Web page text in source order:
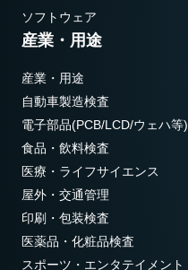
ソフトウェア
産業・用途
産業・用途
自動車製造検査
電子部品(PCB/LCD/ウェハ等)
食品・飲料検査
医療・ライフサイエンス
屋外・交通管理
印刷・包装検査
医薬品・化粧品検査
スポーツ・エンタテイメント